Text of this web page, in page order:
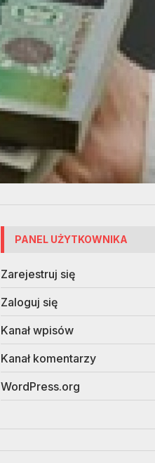
PANEL UŻYTKOWNIKA
Zarejestruj się
Zaloguj się
Kanał wpisów
Kanał komentarzy
WordPress.org